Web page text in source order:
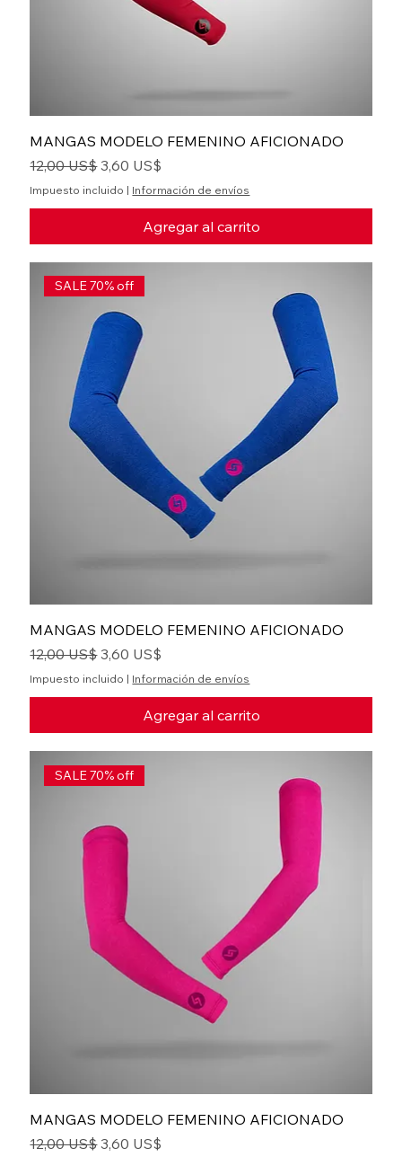
MANGAS MODELO FEMENINO AFICIONADO
Precio
12,00 US$Precio de oferta
3,60 US$
Impuesto incluido | Información de envíos
Agregar al carrito
SALE 70% off
MANGAS MODELO FEMENINO AFICIONADO
Precio
12,00 US$Precio de oferta
3,60 US$
Impuesto incluido | Información de envíos
Agregar al carrito
SALE 70% off
MANGAS MODELO FEMENINO AFICIONADO
Precio
12,00 US$Precio de oferta
3,60 US$